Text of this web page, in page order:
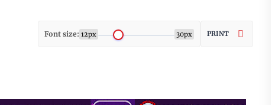
Font size: 12px 30px PRINT